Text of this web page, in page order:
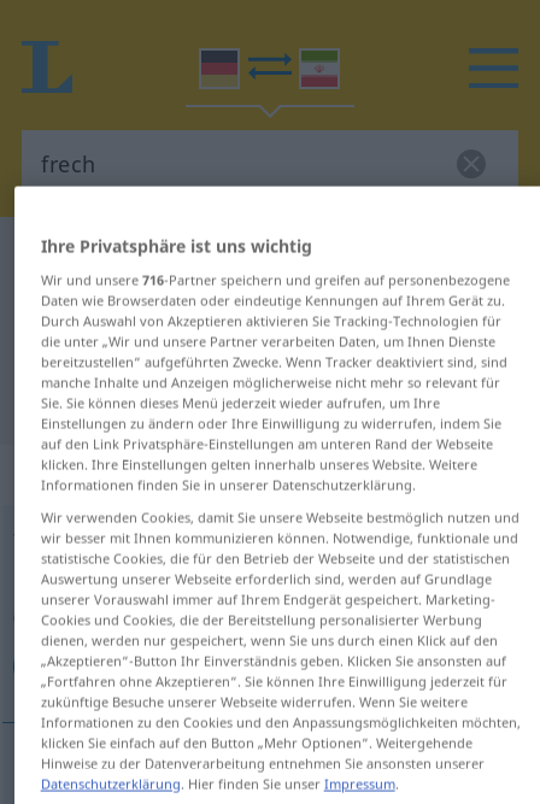
Deutsch-Persisch Wörterbuch
Deutsch-Persisch Übersetzung für
"frech"
"frech" Persisch Übersetzung
„frech“
frech
Übersicht aller Übersetzungen
(Für mehr Details die Übersetzung anklicken/antippen)
پررو, گستاخ, شوخ
پررو [por-ru]
Ihre Privatsphäre ist uns wichtig
Wir und unsere 716-Partner speichern und greifen auf personenbezogene
Daten wie Browserdaten oder eindeutige Kennungen auf Ihrem Gerät zu.
Durch Auswahl von Akzeptieren aktivieren Sie Tracking-Technologien für
die unter „Wir und unsere Partner verarbeiten Daten, um Ihnen Dienste
bereitzustellen“ aufgeführten Zwecke. Wenn Tracker deaktiviert sind, sind
manche Inhalte und Anzeigen möglicherweise nicht mehr so relevant für
Sie. Sie können dieses Menü jederzeit wieder aufrufen, um Ihre
Einstellungen zu ändern oder Ihre Einwilligung zu widerrufen, indem Sie
auf den Link Privatsphäre-Einstellungen am unteren Rand der Webseite
klicken. Ihre Einstellungen gelten innerhalb unseres Website. Weitere
Informationen finden Sie in unserer Datenschutzerklärung.
Wir verwenden Cookies, damit Sie unsere Webseite bestmöglich nutzen und
wir besser mit Ihnen kommunizieren können. Notwendige, funktionale und
statistische Cookies, die für den Betrieb der Webseite und der statistischen
Auswertung unserer Webseite erforderlich sind, werden auf Grundlage
unserer Vorauswahl immer auf Ihrem Endgerät gespeichert. Marketing-
Cookies und Cookies, die der Bereitstellung personalisierter Werbung
dienen, werden nur gespeichert, wenn Sie uns durch einen Klick auf den
„Akzeptieren“-Button Ihr Einverständnis geben. Klicken Sie ansonsten auf
„Fortfahren ohne Akzeptieren“. Sie können Ihre Einwilligung jederzeit für
zukünftige Besuche unserer Webseite widerrufen. Wenn Sie weitere
Informationen zu den Cookies und den Anpassungsmöglichkeiten möchten,
klicken Sie einfach auf den Button „Mehr Optionen“. Weitergehende
Hinweise zu der Datenverarbeitung entnehmen Sie ansonsten unserer
Datenschutzerklärung. Hier finden Sie unser Impressum.